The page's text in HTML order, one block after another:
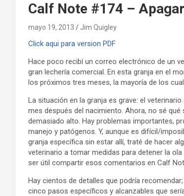
Calf Note #174 –
mayo 19, 2013 Jim Quigley
Click aqui para version PDF
Hace poco recibí un correo electrónico de un
gran lechería comercial. En esta granja en el
los próximos tres meses, la mayoría de los
La situación en la granja es grave: el
mes después del nacimiento. Ahora, no sé
demasiado alto. Hay problemas importantes,
manejo y patógenos. Y, aunque es difícil/
granja específica sin estar allí, traté de hacer
veterinario a tomar medidas para detener la
ser útil compartir esos comentarios en Calf
Hay cientos de detalles que podría
cinco pasos específicos y alcanzables que